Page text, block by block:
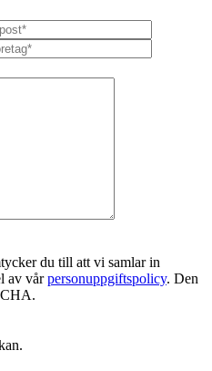
du till att vi samlar in
av vårpersonuppgiftspolicy. Den